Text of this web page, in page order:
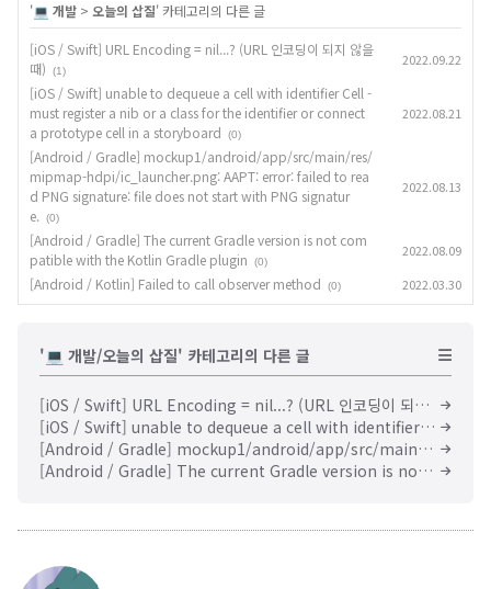
'💻 개발 > 오늘의 삽질' 카테고리의 다른 글
[iOS / Swift] URL Encoding = nil...? (URL 인코딩이 되지 않을
때)
(1)
2022.09.22
[iOS / Swift] unable to dequeue a cell with identifier Cell -
must register a nib or a class for the identifier or connect
a prototype cell in a storyboard
(0)
2022.08.21
[Android / Gradle] mockup1/android/app/src/main/res/
mipmap-hdpi/ic_launcher.png: AAPT: error: failed to rea
d PNG signature: file does not start with PNG signatur
e.
(0)
2022.08.13
[Android / Gradle] The current Gradle version is not com
patible with the Kotlin Gradle plugin
(0)
2022.08.09
[Android / Kotlin] Failed to call observer method (0) 2022.03.30
'💻 개발/오늘의 삽질' 카테고리의 다른 글
[iOS / Swift] URL Encoding = nil...? (URL 인코딩이 되지 않을 때)
[iOS / Swift] unable to dequeue a cell with identifier Cell - must register a nib or a class for the identifier or connect a prototype cell in a storyboard
[Android / Gradle] mockup1/android/app/src/main/res/mipmap-hdpi/ic_launcher.png: AAPT: error: failed to read PNG signature: file does not start with PNG signature.
[Android / Gradle] The current Gradle version is not compatible with the Kotlin Gradle plugin